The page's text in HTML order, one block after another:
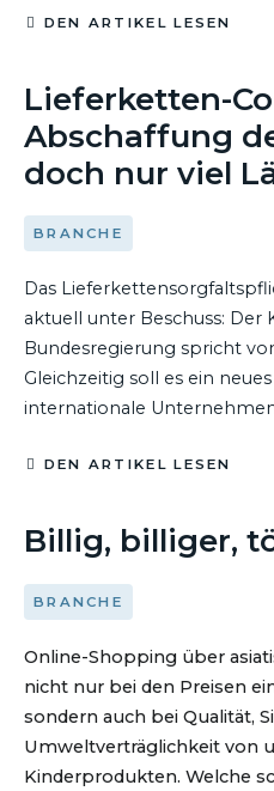
DEN ARTIKEL LESEN
Lieferketten-
Abschaffung
doch nur viel
BRANCHE
Das
aktuell unter Beschuss: Der
Bundesregierung spricht
Gleichzeitig soll es ein
internationale
DEN ARTIKEL LESEN
Billig, billiger,
BRANCHE
Online-Shopping über
nicht nur bei den Preisen
sondern auch bei Qualität,
Umweltverträglichkeit von
Kinderprodukten. Welche